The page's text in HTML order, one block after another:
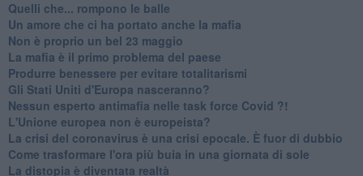
Quelli che... rompono le balle
Un amore che ci ha portato anche la mafia
Non è proprio un bel 23 maggio
La mafia è il primo problema del paese
Produrre benessere per evitare totalitarismi
Gli Stati Uniti d'Europa nasceranno?
Nessun esperto antimafia nelle task force Covid ?!
L'Unione europea non è europeista?
La crisi del coronavirus è una crisi epocale. È fuor di dubbio
Come trasformare l'ora più buia in una giornata di sole
​La distopia è diventata realtà